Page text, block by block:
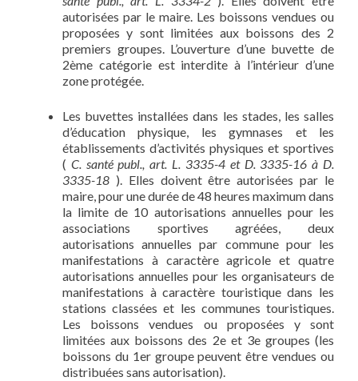
autorisées par le maire. Les boissons vendues ou
proposées y sont limitées aux boissons des 2
premiers groupes. L’ouverture d’une buvette de
2ème catégorie est interdite à l’intérieur d’une
zone protégée.
Les buvettes installées dans les stades, les salles
d’éducation physique, les gymnases et les
établissements d’activités physiques et sportives
( C. santé publ., art. L. 3335-4 et D. 3335-16 à D.
3335-18 ). Elles doivent être autorisées par le
maire, pour une durée de 48 heures maximum dans
la limite de 10 autorisations annuelles pour les
associations sportives agréées, deux
autorisations annuelles par commune pour les
manifestations à caractère agricole et quatre
autorisations annuelles pour les organisateurs de
manifestations à caractère touristique dans les
stations classées et les communes touristiques.
Les boissons vendues ou proposées y sont
limitées aux boissons des 2e et 3e groupes (les
boissons du 1er groupe peuvent être vendues ou
distribuées sans autorisation).